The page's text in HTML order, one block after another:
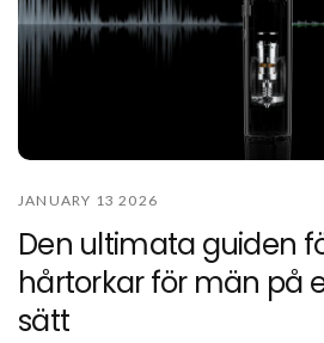
JANUARY 13 2026
Den ultimata guiden
hårtorkar för män på
sätt